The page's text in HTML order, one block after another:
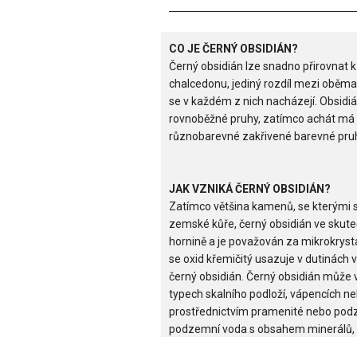
CO JE ČERNÝ OBSIDIÁN?
Černý obsidián lze snadno přirovnat
chalcedonu, jediný rozdíl mezi
se v každém z nich nacházejí.
rovnoběžné pruhy, zatímco achát
různobarevné zakřivené barevné
JAK VZNIKÁ ČERNÝ OBSIDIÁN?
Zatímco většina kamenů, se kterými
zemské kůře, černý obsidián ve
hornině a je považován za
se oxid křemičitý usazuje v dutinách
černý obsidián. Černý obsidián může
typech skalního podloží, vápencích
prostřednictvím pramenité nebo
podzemní voda s obsahem